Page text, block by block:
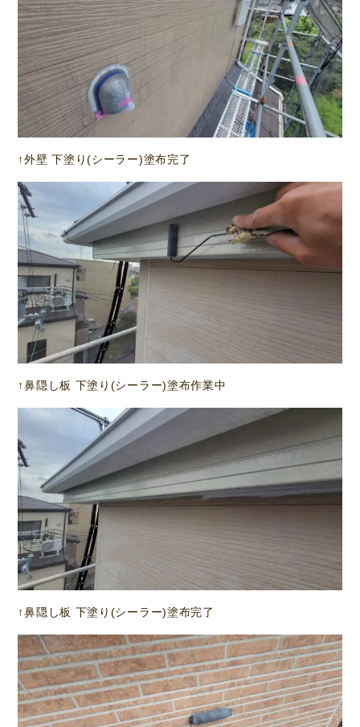
↑外壁 下塗り(シーラー)塗布完了
↑鼻隠し板 下塗り(シーラー)塗布作業中
↑鼻隠し板 下塗り(シーラー)塗布完了